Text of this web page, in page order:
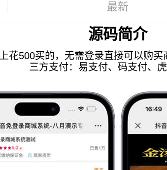
最新
源码简介
花500买的，无需登录直接可以购
三方支付：易支付、码支付、虎